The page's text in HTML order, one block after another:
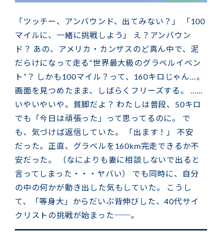
「ツッチー、アンバウンド、出てみない？」 「100
マイルに、一緒に挑戦しよう」 え？アンバウン
ド？ あの、アメリカ・カンザスのど真ん中で、泥
だらけになって走る“世界最大級のグラベルイベン
ト”？ しかも100マイル？って、160キロじゃん…。
画面を見つめたまま、しばらくフリーズする。 ……
いやいやいや。貧脚だよ？ わたしは普段、50キロ
でも「今日は頑張った」って思ってるのに。 で
も、気づけば返信していた。 「出ます！」 不安
だった。正直、グラベルを160km完走できるか不
安だった。 （なによりも妻に相談しないで出ると
言ってしまった・・・ヤバい） でも同時に、自分
の中の何かが動き出した気もしていた。 こうし
て、「等身大」からだいぶ背伸びした、40代サイ
クリストの挑戦が始まった──。